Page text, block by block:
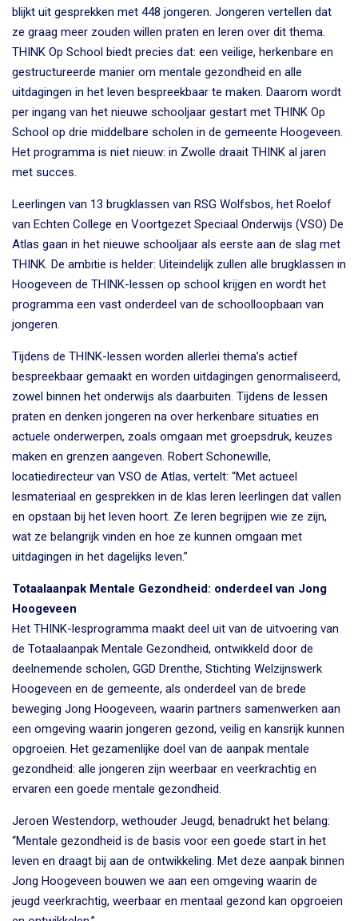
blijkt uit gesprekken met 448 jongeren. Jongeren vertellen dat
ze graag meer zouden willen praten en leren over dit thema.
THINK Op School biedt precies dat: een veilige, herkenbare en
gestructureerde manier om mentale gezondheid en alle
uitdagingen in het leven bespreekbaar te maken. Daarom wordt
per ingang van het nieuwe schooljaar gestart met THINK Op
School op drie middelbare scholen in de gemeente Hoogeveen.
Het programma is niet nieuw: in Zwolle draait THINK al jaren
met succes.
Leerlingen van 13 brugklassen van RSG Wolfsbos, het Roelof
van Echten College en Voortgezet Speciaal Onderwijs (VSO) De
Atlas gaan in het nieuwe schooljaar als eerste aan de slag met
THINK. De ambitie is helder: Uiteindelijk zullen alle brugklassen in
Hoogeveen de THINK-lessen op school krijgen en wordt het
programma een vast onderdeel van de schoolloopbaan van
jongeren.
Tijdens de THINK-lessen worden allerlei thema’s actief
bespreekbaar gemaakt en worden uitdagingen genormaliseerd,
zowel binnen het onderwijs als daarbuiten. Tijdens de lessen
praten en denken jongeren na over herkenbare situaties en
actuele onderwerpen, zoals omgaan met groepsdruk, keuzes
maken en grenzen aangeven. Robert Schonewille,
locatiedirecteur van VSO de Atlas, vertelt: “Met actueel
lesmateriaal en gesprekken in de klas leren leerlingen dat vallen
en opstaan bij het leven hoort. Ze leren begrijpen wie ze zijn,
wat ze belangrijk vinden en hoe ze kunnen omgaan met
uitdagingen in het dagelijks leven.”
Totaalaanpak Mentale Gezondheid: onderdeel van Jong
Hoogeveen
Het THINK-lesprogramma maakt deel uit van de uitvoering van
de Totaalaanpak Mentale Gezondheid, ontwikkeld door de
deelnemende scholen, GGD Drenthe, Stichting Welzijnswerk
Hoogeveen en de gemeente, als onderdeel van de brede
beweging Jong Hoogeveen, waarin partners samenwerken aan
een omgeving waarin jongeren gezond, veilig en kansrijk kunnen
opgroeien. Het gezamenlijke doel van de aanpak mentale
gezondheid: alle jongeren zijn weerbaar en veerkrachtig en
ervaren een goede mentale gezondheid.
Jeroen Westendorp, wethouder Jeugd, benadrukt het belang:
“Mentale gezondheid is de basis voor een goede start in het
leven en draagt bij aan de ontwikkeling. Met deze aanpak binnen
Jong Hoogeveen bouwen we aan een omgeving waarin de
jeugd veerkrachtig, weerbaar en mentaal gezond kan opgroeien